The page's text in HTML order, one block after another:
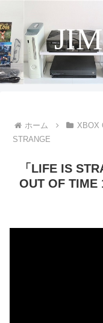
ホーム XBOX
STRANGE
「LIFE IS
OUT OF TIME